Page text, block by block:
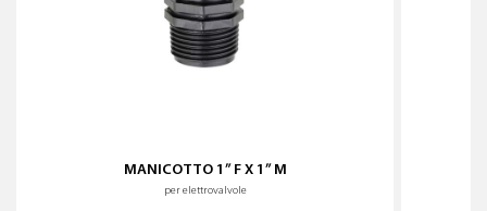
MANICOTTO 1” F X 1” M
per elettrovalvole